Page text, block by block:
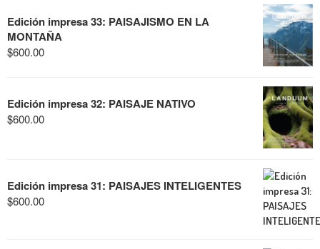
Edición impresa 33: PAISAJISMO EN LA
MONTAÑA
$600.00
Edición impresa 32: PAISAJE NATIVO
$600.00
Edición impresa 31: PAISAJES INTELIGENTES
$600.00